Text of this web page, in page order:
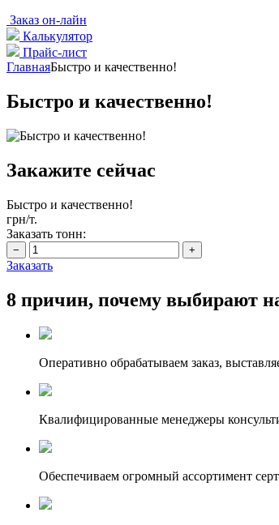
Заказ он-лайн
Калькулятор
Прайс-лист
ГлавнаяБыстро и качественно!
Быстро и качественно!
Закажите сейчас
Быстро и качественно!
грн/т.
Заказать тонн:
Заказать
8 причин, почему выбирают
Оперативно обрабатываем заказ,
Квалифицированные менеджеры
Обеспечиваем огромный ассортимент